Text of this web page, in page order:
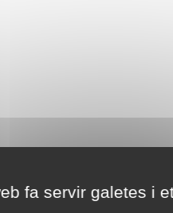
fa servir galetes i